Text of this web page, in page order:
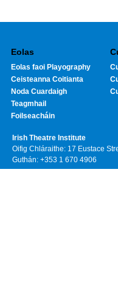
Eolas
Eolas faoi Playography
Ceisteanna Coitianta
Noda Cuardaigh
Teagmhail
Foilseacháin
Irish Theatre Institute
Oifig Chláraithe: 17 Eustace
Guthán: +353 1 670 4906